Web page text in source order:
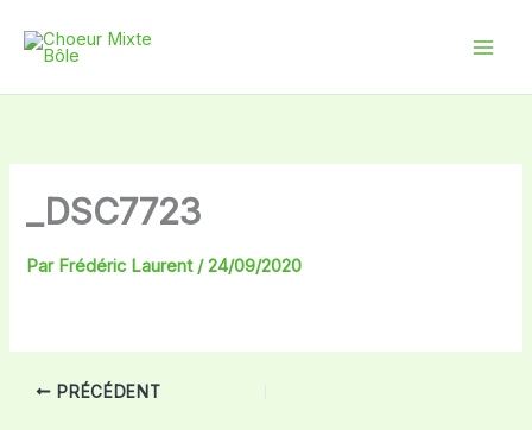
_DSC7723
Par Frédéric Laurent /24/09/2020
PRÉCÉDENT